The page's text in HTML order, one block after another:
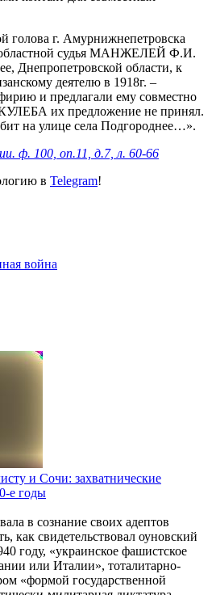
голова г. Амурнижнепетровска
судья МАНЖЕЛЕЙ Ф.И.
Днепропетровской области, к
деятелю в 1918г. –
и предлагали ему совместно
их предложение не принял.
на улице села Подгороднее…».
ф. 100, оп.11, д.7, л. 60-66
в Telegram!
война
и Сочи: захватнические
е годы
в сознание своих адептов
как свидетельствовал оуновский
году, «украинское фашистское
или Италии», тоталитарно-
«формой государственной